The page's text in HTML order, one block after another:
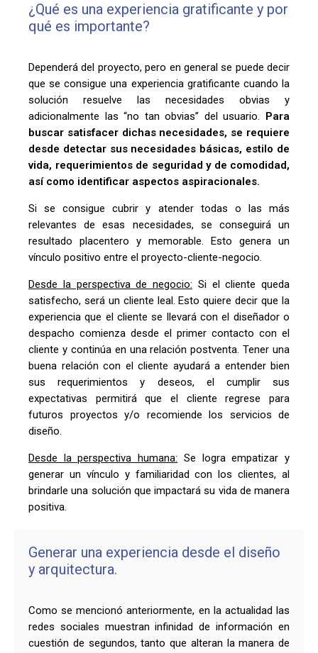
¿Qué es una experiencia gratificante y por
qué es importante?
Dependerá del proyecto, pero en general se puede decir
que se consigue una experiencia gratificante cuando la
solución resuelve las necesidades obvias y
adicionalmente las “no tan obvias” del usuario. Para
buscar satisfacer dichas necesidades, se requiere
desde detectar sus necesidades básicas, estilo de
vida, requerimientos de seguridad y de comodidad,
así como identificar aspectos aspiracionales.
Si se consigue cubrir y atender todas o las más
relevantes de esas necesidades, se conseguirá un
resultado placentero y memorable. Esto genera un
vínculo positivo entre el proyecto-cliente-negocio.
Desde la perspectiva de negocio: Si el cliente queda
satisfecho, será un cliente leal. Esto quiere decir que la
experiencia que el cliente se llevará con el diseñador o
despacho comienza desde el primer contacto con el
cliente y continúa en una relación postventa. Tener una
buena relación con el cliente ayudará a entender bien
sus requerimientos y deseos, el cumplir sus
expectativas permitirá que el cliente regrese para
futuros proyectos y/o recomiende los servicios de
diseño.
Desde la perspectiva humana: Se logra empatizar y
generar un vínculo y familiaridad con los clientes, al
brindarle una solución que impactará su vida de manera
positiva.
Generar una experiencia desde el diseño
y arquitectura.
Como se mencionó anteriormente, en la actualidad las
redes sociales muestran infinidad de información en
cuestión de segundos, tanto que alteran la manera de